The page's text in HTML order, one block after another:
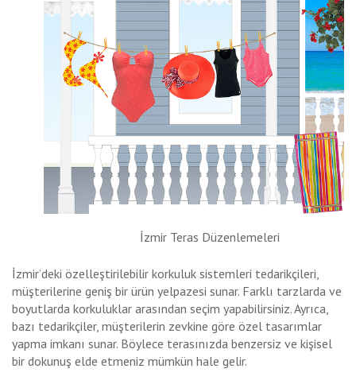
İzmir Teras Düzenlemeleri
İzmir’deki özelleştirilebilir korkuluk sistemleri tedarikçileri,
müşterilerine geniş bir ürün yelpazesi sunar. Farklı tarzlarda ve
boyutlarda korkuluklar arasından seçim yapabilirsiniz. Ayrıca,
bazı tedarikçiler, müşterilerin zevkine göre özel tasarımlar
yapma imkanı sunar. Böylece terasınızda benzersiz ve kişisel
bir dokunuş elde etmeniz mümkün hale gelir.